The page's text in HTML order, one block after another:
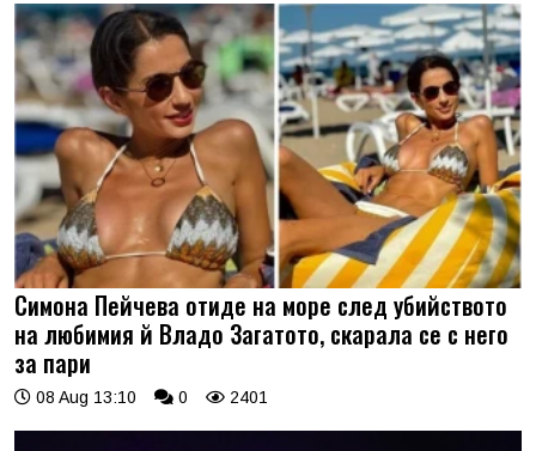
Симона Пейчева отиде на море след убийството
на любимия й Владо Загатото, скарала се с него
за пари
08 Aug 13:10 0 2401